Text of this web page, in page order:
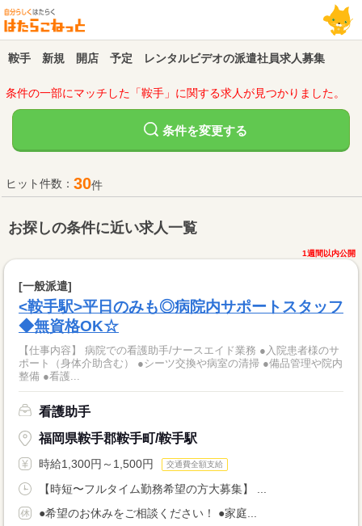
鞍手 新規 開店 予定 レンタルビデオの派遣社員求人募集
条件の一部にマッチした「鞍手」に関する求人が見つかりました。
条件を変更する
ヒット件数： 30件
お探しの条件に近い求人一覧
1週間以内公開
[一般派遣]
<鞍手駅>平日のみも◎病院内サポートスタッフ
◆無資格OK☆
【仕事内容】 病院での看護助手/ナースエイド業務 ●入院患者様のサ
ポート（身体介助含む） ●シーツ交換や病室の清掃 ●備品管理や院内
整備 ●看護...
看護助手
福岡県鞍手郡鞍手町/鞍手駅
時給1,300円～1,500円 交通費全額支給
【時短〜フルタイム勤務希望の方大募集】 ...
●希望のお休みをご相談ください！ ●家庭...